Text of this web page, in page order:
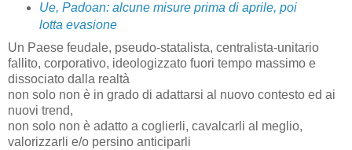
Ue, Padoan: alcune misure prima di aprile, poi
lotta evasione
Un Paese feudale, pseudo-statalista, centralista-unitario
fallito, corporativo, ideologizzato fuori tempo massimo e
dissociato dalla realtà
non solo non è in grado di adattarsi al nuovo contesto ed ai
nuovi trend,
non solo non è adatto a coglierli, cavalcarli al meglio,
valorizzarli e/o persino anticiparli